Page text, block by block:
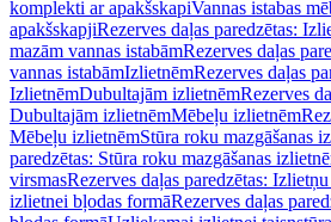
komplekti ar apakšskapiVannas istabas
apakšskapjiRezerves daļas paredzētas:
mazām vannas istabāmRezerves daļas
vannas istabāmIzlietnēmRezerves daļas
IzlietnēmDubultajām izlietnēmRezerves
Dubultajām izlietnēmMēbeļu izlietnēm
Mēbeļu izlietnēmStūra roku mazgāšanas
paredzētas: Stūra roku mazgāšanas
virsmasRezerves daļas paredzētas:
izlietnei bļodas formāRezerves daļas